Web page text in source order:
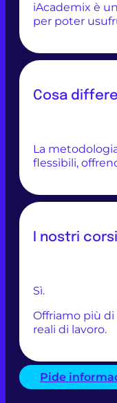
iAcademix è
per poter
Cosa
La
flessibili,
I nostri
Sì.
Offriamo più di
reali di lavoro.
Pide